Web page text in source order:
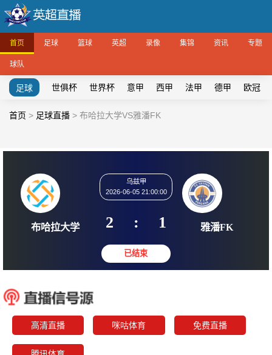
首页 足球 篮球 英超 录像 集锦 资讯 专题
球队
足球 世俱杯 世界杯 意甲 西甲 法甲 德甲 欧冠
首页 > 足球直播 > 布哈拉大学VS雅潘FK
乌兹甲
2026-06-05 21:00:00
2 : 1
高清直播 咪咕体育 免费直播